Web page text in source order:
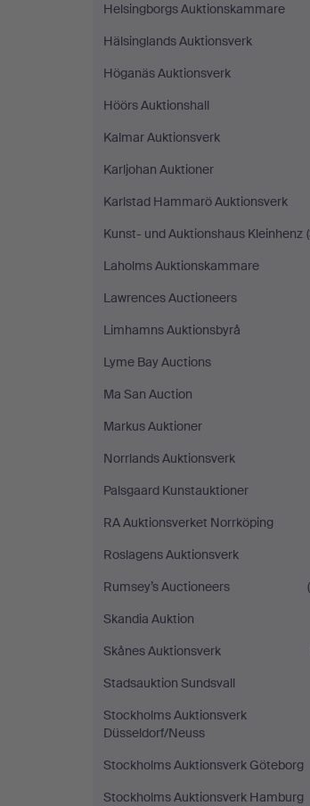
Helsingborgs Auktionskammare
Hälsinglands Auktionsverk
Höganäs Auktionsverk
Höörs Auktionshall
Kalmar Auktionsverk
Karljohan Auktioner
Karlstad Hammarö Auktionsverk
Kunst- und Auktionshaus Kleinhenz
Laholms Auktionskammare
Lawrences Auctioneers
Limhamns Auktionsbyrå
Lyme Bay Auctions
Ma San Auction
Markus Auktioner
Norrlands Auktionsverk
Palsgaard Kunstauktioner
RA Auktionsverket Norrköping
Roslagens Auktionsverk
Rumsey’s Auctioneers
Skandia Auktion
Skånes Auktionsverk
Stadsauktion Sundsvall
Stockholms Auktionsverk
Düsseldorf/Neuss
Stockholms Auktionsverk Göteborg
Stockholms Auktionsverk Hamburg